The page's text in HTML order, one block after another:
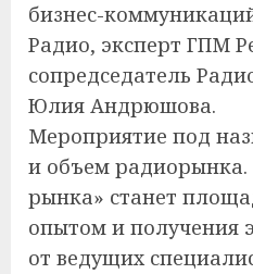
бизнес-
Радио, эксперт ГПМ
сопредседатель
Юлия Андрюшова.
Мероприятие под
и объем
рынка» станет
опытом и получения
от ведущих